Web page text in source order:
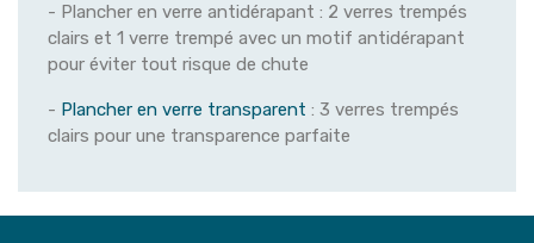
- Plancher en verre antidérapant : 2 verres trempés
clairs et 1 verre trempé avec un motif antidérapant
pour éviter tout risque de chute
- Plancher en verre transparent : 3 verres trempés
clairs pour une transparence parfaite